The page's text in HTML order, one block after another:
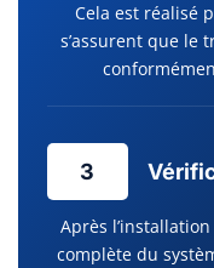
Cela est réalisé
s’assurent que le
3
Après
complète du